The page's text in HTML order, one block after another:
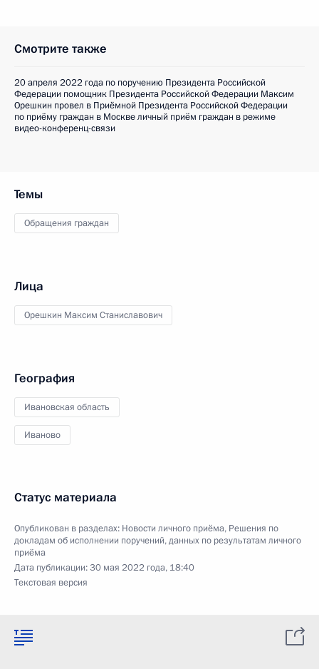
Смотрите также
20 апреля 2022 года по поручению Президента Российской
Федерации помощник Президента Российской Федерации Максим
Орешкин провел в Приёмной Президента Российской Федерации
по приёму граждан в Москве личный приём граждан в режиме
видео-конференц-связи
Темы
Обращения граждан
Лица
Орешкин Максим Станиславович
География
Ивановская область
Иваново
Статус материала
Опубликован в разделах: Новости личного приёма, Решения по
докладам об исполнении поручений, данных по результатам личного
приёма
Дата публикации:30 мая 2022 года, 18:40
Текстовая версия